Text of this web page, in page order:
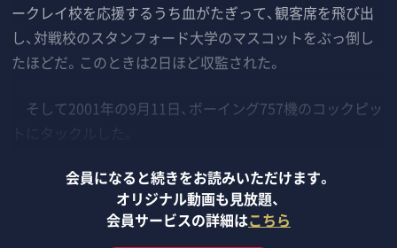
ークレイ校を応援するうち血がたぎって、観客席を飛び出
し、対戦校のスタンフォード大学のマスコットをぶっ倒し
たほどだ。このときは2日ほど収監された。
そして2001年の9月11日、ボーイング757機のコックピッ
会員になると続きをお読みいただけます。
オリジナル動画も見放題、
会員サービスの詳細はこちら